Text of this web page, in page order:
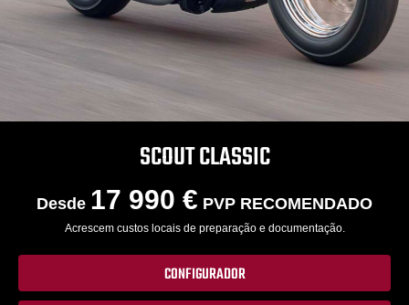
SCOUT CLASSIC
Desde 17 990 € PVP RECOMENDADO
Acrescem custos locais de preparação e documentação.
CONFIGURADOR